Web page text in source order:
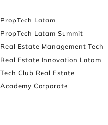
PropTech Latam
PropTech Latam Summit
Real Estate Management Tech
Real Estate Innovation Latam
Tech Club Real Estate
Academy Corporate